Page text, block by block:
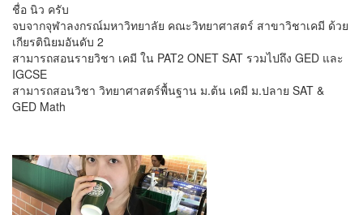
ชื่อ นิว ครับ
จบจากจุฬาลงกรณ์มหาวิทยาลัย คณะวิทยาศาสตร์ สาขาวิชาเคมี ด้วย
เกียรตินิยมอันดับ 2
สามารถสอนรายวิชา เคมี ใน PAT2 ONET SAT รวมไปถึง GED และ
IGCSE
สามารถสอนวิชา วิทยาศาสตร์พื้นฐาน ม.ต้น เคมี ม.ปลาย SAT &
GED Math